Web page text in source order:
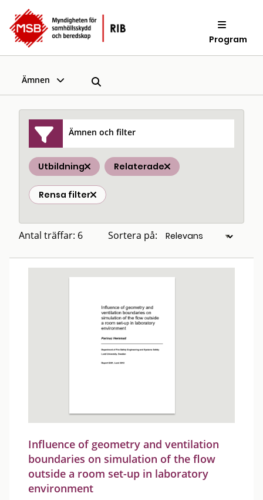
Program
Ämnen
Ämnen och filter
Utbildning Relaterade
Rensa filter
Antal träffar: 6 Sortera på:
Influence of geometry and ventilation
boundaries on simulation of the flow
outside a room set-up in laboratory
environment